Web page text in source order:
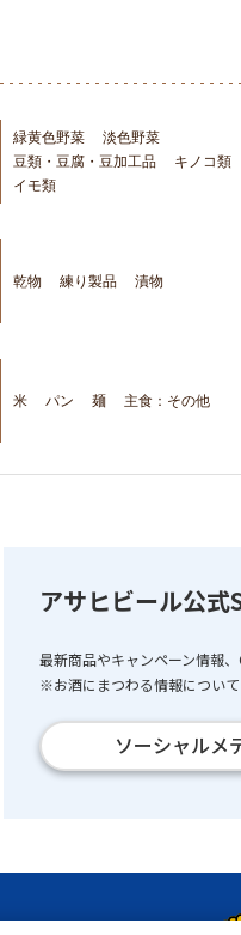
緑黄色野菜
淡色野菜
豆類・豆腐・豆加工品
キノコ類
イモ類
乾物 練り製品 漬物
米 パン 麺 主食：その他
アサヒビール公式
最新商品やキャンペーン情報
※お酒にまつわる情報につい
ソーシャルメ